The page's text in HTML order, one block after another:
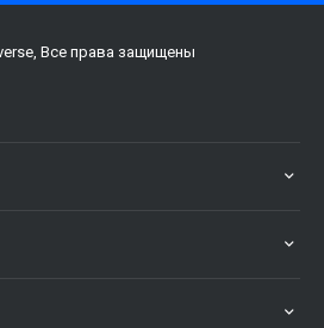
Все права защищены